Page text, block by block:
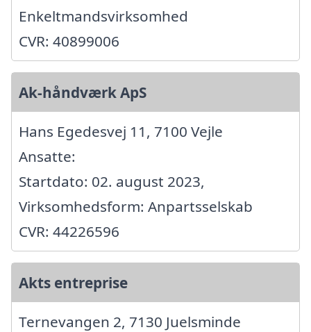
Enkeltmandsvirksomhed
CVR: 40899006
Ak-håndværk ApS
Hans Egedesvej 11, 7100 Vejle
Ansatte:
Startdato: 02. august 2023,
Virksomhedsform: Anpartsselskab
CVR: 44226596
Akts entreprise
Ternevangen 2, 7130 Juelsminde